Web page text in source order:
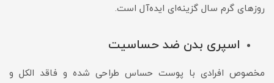
روزهای گرم سال گزینه‌ای ایده‌آل است.
اسپری بدن ضد حساسیت
مخصوص افرادی با پوست حساس طراحی شده و فاقد الکل و